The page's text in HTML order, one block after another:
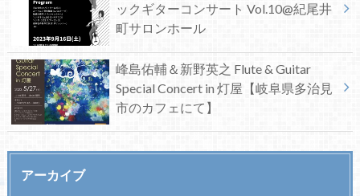
ックギターコンサート Vol.10@紀尾井
町サロンホール
峰島佑輔＆新野英之 Flute & Guitar
Special Concert in 灯屋【岐阜県多治見
市のカフェにて】
アーカイブ